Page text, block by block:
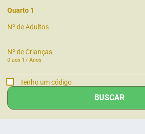
Quarto 1
Nº de Adultos
Nº de Crianças
0 aos 17 Anos
Tenho um código
BUSCAR